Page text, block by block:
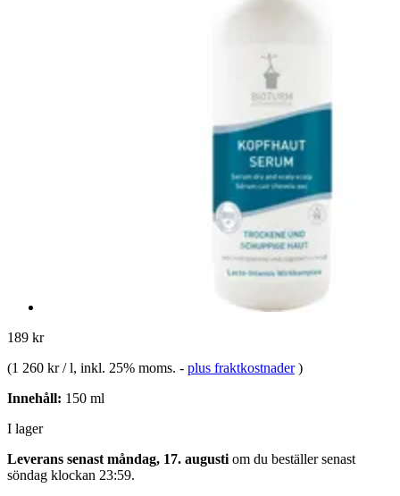
189 kr
(1 260 kr / l, inkl. 25% moms. - plus fraktkostnader )
Innehåll: 150 ml
I lager
Leverans senast måndag, 17. augusti om du beställer senast
söndag klockan 23:59.